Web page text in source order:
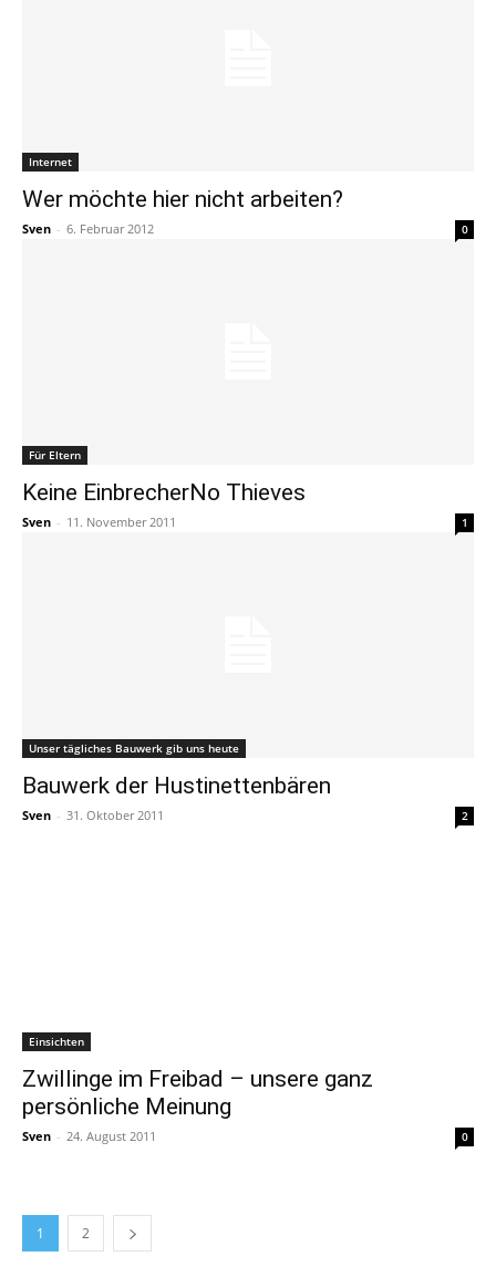
Internet
Wer möchte hier nicht arbeiten?
Sven - 6. Februar 2012 0
Für Eltern
Keine EinbrecherNo Thieves
Sven - 11. November 2011 1
Unser tägliches Bauwerk gib uns heute
Bauwerk der Hustinettenbären
Sven - 31. Oktober 2011 2
Einsichten
Zwillinge im Freibad – unsere ganz
persönliche Meinung
Sven - 24. August 2011 0
1 2